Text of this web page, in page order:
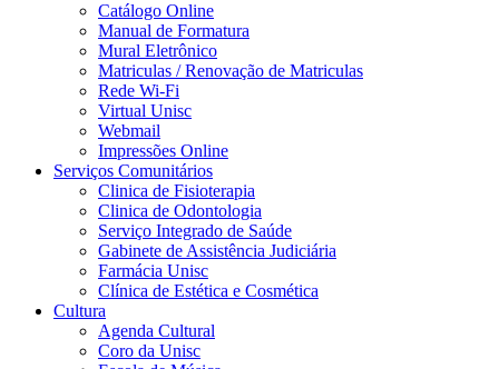
Catálogo Online
Manual de Formatura
Mural Eletrônico
Matriculas / Renovação de Matriculas
Rede Wi-Fi
Virtual Unisc
Webmail
Impressões Online
Serviços Comunitários
Clinica de Fisioterapia
Clinica de Odontologia
Serviço Integrado de Saúde
Gabinete de Assistência Judiciária
Farmácia Unisc
Clínica de Estética e Cosmética
Cultura
Agenda Cultural
Coro da Unisc